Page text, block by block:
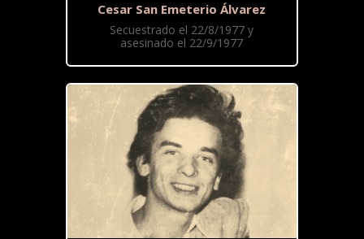
Cesar San Emeterio Álvarez
Secuestrado el 22/8/1977 y
asesinado el 22/9/1977